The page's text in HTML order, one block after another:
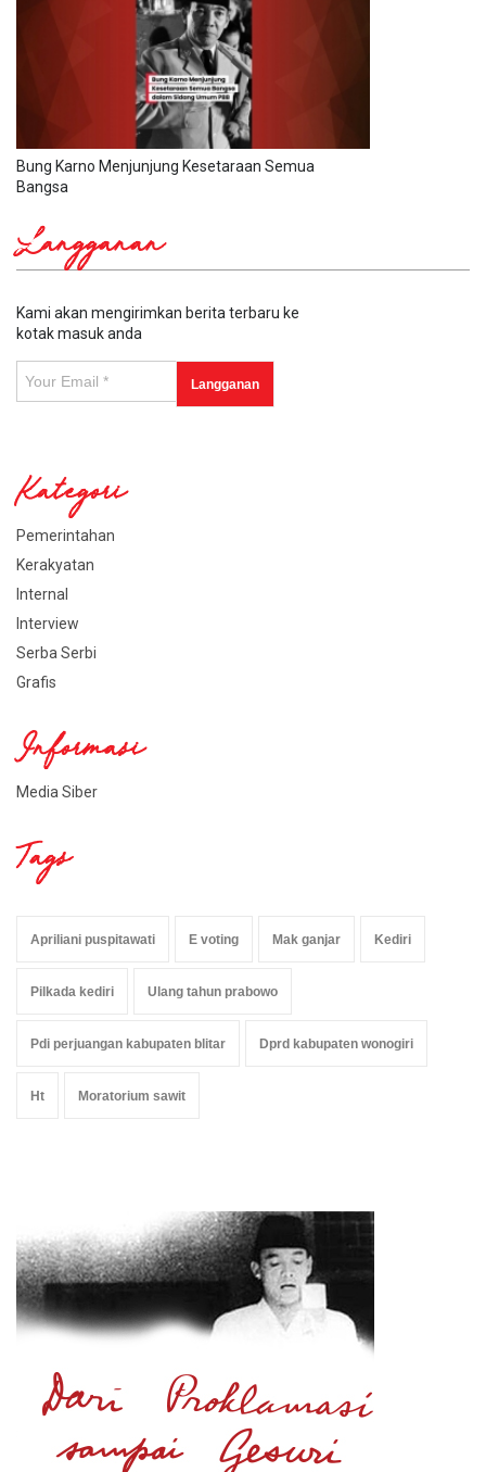
Bung Karno Menjunjung Kesetaraan Semua
Bangsa
Langganan
Kami akan mengirimkan berita terbaru ke
kotak masuk anda
Kategori
Pemerintahan
Kerakyatan
Internal
Interview
Serba Serbi
Grafis
Informasi
Media Siber
Tags
Apriliani puspitawati E voting Mak ganjar Kediri
Pilkada kediri Ulang tahun prabowo
Pdi perjuangan kabupaten blitar Dprd kabupaten wonogiri
Ht Moratorium sawit